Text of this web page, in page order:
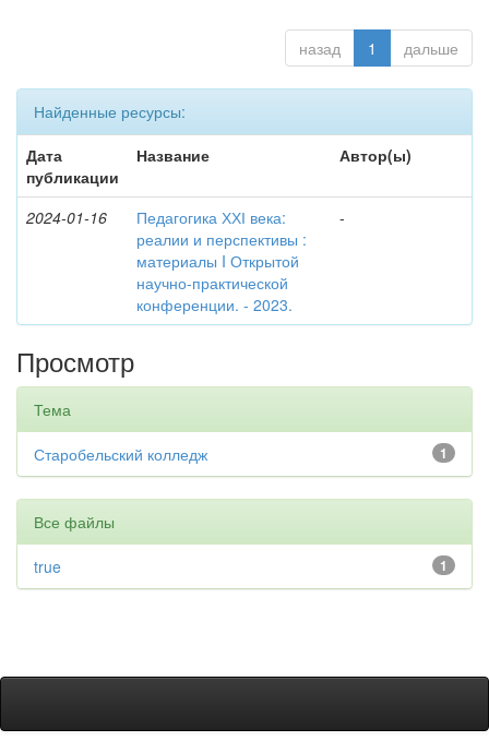
назад 1 дальше
Найденные ресурсы:
Дата
публикации
Название Автор(ы)
2024-01-16
Педагогика ХХІ века:
реалии и перспективы :
материалы I Открытой
научно-практической
конференции. - 2023.
-
Просмотр
Тема
1
Старобельский колледж
Все файлы
1
true